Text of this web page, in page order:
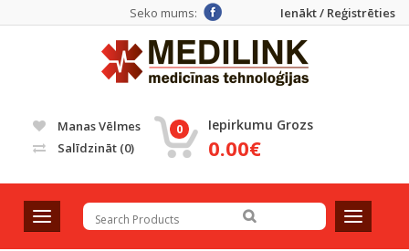
Ienākt / Reģistrēties
Seko mums:
Manas Vēlmes
Salīdzināt (0)
0 Iepirkumu Grozs
0.00€
T
o
T
o